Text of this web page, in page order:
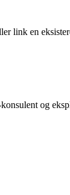
link en
og